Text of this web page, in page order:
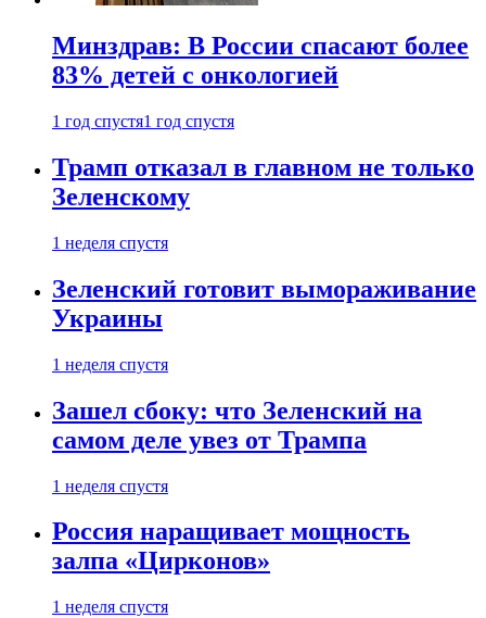
Минздрав: В России спасают более
83% детей с онкологией
1 год спустя1 год спустя
Трамп отказал в главном не только
Зеленскому
1 неделя спустя
Зеленский готовит вымораживание
Украины
1 неделя спустя
Зашел сбоку: что Зеленский на
самом деле увез от Трампа
1 неделя спустя
Россия наращивает мощность
залпа «Цирконов»
1 неделя спустя